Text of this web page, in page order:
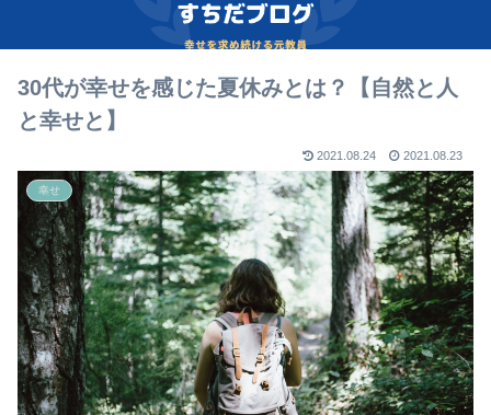
30代が幸せを感じた夏休みとは？【自然と人
と幸せと】
2021.08.24 2021.08.23
幸せ